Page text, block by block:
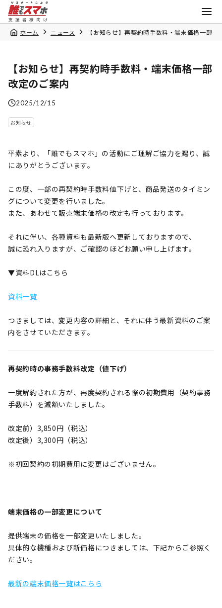
ホーム ニュース 【お知らせ】再契約時手数料・端末価格一部改
【お知らせ】再契約時手数料・端末価格一部
改定のご案内
2025/12/15
お知らせ
平素より、「誰でもスマホ」の活動にご理解ご協力を賜り、誠
にありがとうございます。
この度、一部の再契約時手数料値下げと、商品発送のタイミン
グについて変更を行いました。
また、あわせて販売端末価格の改定も行っております。
それに伴い、各種資料も最新版へ更新しておりますので、
誠に恐れ入りますが、ご確認のほどお願い申し上げます。
▼資料DLはこちら
資料一覧
つきましては、変更内容の詳細と、それに伴う最新資料のご案
内をさせていただきます。
再契約時の事務手数料改定（値下げ）
一度解約された方が、再度契約される際の初期費用（契約事務
手数料）を減額いたしました。
改定前）3,850円（税込）
改定後）3,300円（税込）
※初回契約の初期費用に変更はございません。
端末価格の一部変更について
提供端末の価格を一部変更いたしました。
具体的な機種および新価格につきましては、下記からご参照く
ださい。
最新の端末価格一覧はこちら